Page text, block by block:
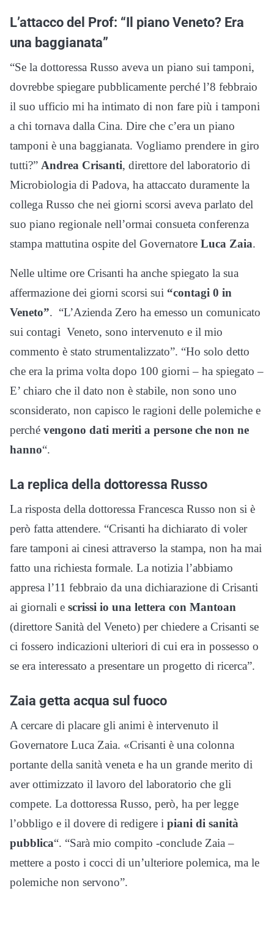
L’attacco del Prof: “Il piano Veneto? Era
una baggianata”
“Se la dottoressa Russo aveva un piano sui tamponi,
dovrebbe spiegare pubblicamente perché l’8 febbraio
il suo ufficio mi ha intimato di non fare più i tamponi
a chi tornava dalla Cina. Dire che c’era un piano
tamponi è una baggianata. Vogliamo prendere in giro
tutti?” Andrea Crisanti, direttore del laboratorio di
Microbiologia di Padova, ha attaccato duramente la
collega Russo che nei giorni scorsi aveva parlato del
suo piano regionale nell’ormai consueta conferenza
stampa mattutina ospite del Governatore Luca Zaia.
Nelle ultime ore Crisanti ha anche spiegato la sua
affermazione dei giorni scorsi sui “contagi 0 in
Veneto”. “L’Azienda Zero ha emesso un comunicato
sui contagi Veneto, sono intervenuto e il mio
commento è stato strumentalizzato”. “Ho solo detto
che era la prima volta dopo 100 giorni – ha spiegato –
E’ chiaro che il dato non è stabile, non sono uno
sconsiderato, non capisco le ragioni delle polemiche e
perché vengono dati meriti a persone che non ne
hanno“.
La replica della dottoressa Russo
La risposta della dottoressa Francesca Russo non si è
però fatta attendere. “Crisanti ha dichiarato di voler
fare tamponi ai cinesi attraverso la stampa, non ha mai
fatto una richiesta formale. La notizia l’abbiamo
appresa l’11 febbraio da una dichiarazione di Crisanti
ai giornali e scrissi io una lettera con Mantoan
(direttore Sanità del Veneto) per chiedere a Crisanti se
ci fossero indicazioni ulteriori di cui era in possesso o
se era interessato a presentare un progetto di ricerca”.
Zaia getta acqua sul fuoco
A cercare di placare gli animi è intervenuto il
Governatore Luca Zaia. «Crisanti è una colonna
portante della sanità veneta e ha un grande merito di
aver ottimizzato il lavoro del laboratorio che gli
compete. La dottoressa Russo, però, ha per legge
l’obbligo e il dovere di redigere i piani di sanità
pubblica“. “Sarà mio compito -conclude Zaia –
mettere a posto i cocci di un’ulteriore polemica, ma le
polemiche non servono”.